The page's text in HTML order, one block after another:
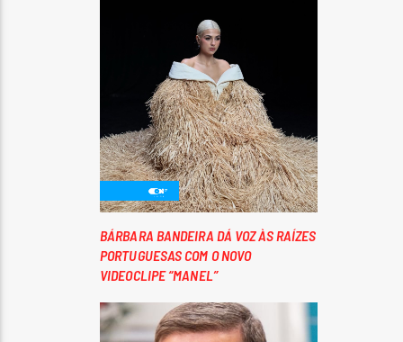
BÁRBARA BANDEIRA DÁ VOZ ÀS RAÍZES
PORTUGUESAS COM O NOVO
VIDEOCLIPE “MANEL”